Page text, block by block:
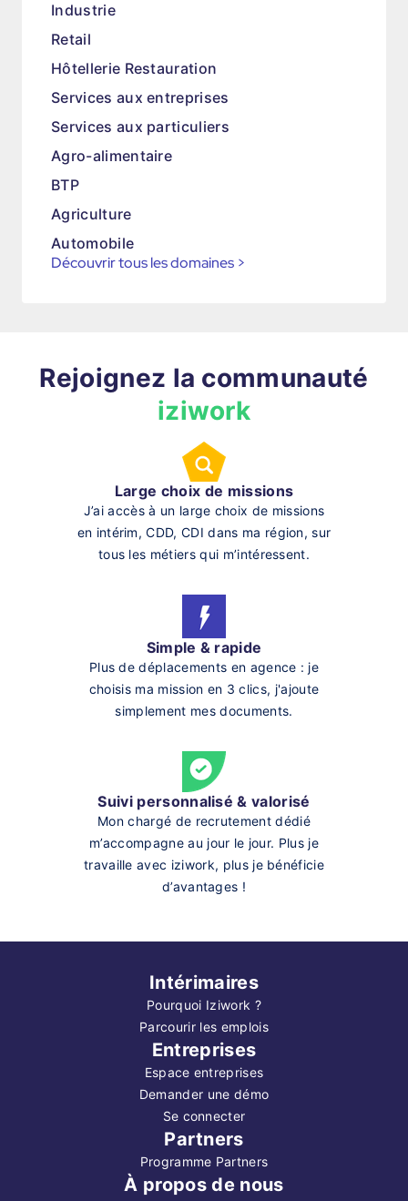
Industrie
Retail
Hôtellerie Restauration
Services aux entreprises
Services aux particuliers
Agro-alimentaire
BTP
Agriculture
Automobile
Découvrir tous les domaines >
Rejoignez la communauté
iziwork
Large choix de missions
J’ai accès à un large choix de missions
en intérim, CDD, CDI dans ma région, sur
tous les métiers qui m’intéressent.
Simple & rapide
Plus de déplacements en agence : je
choisis ma mission en 3 clics, j'ajoute
simplement mes documents.
Suivi personnalisé & valorisé
Mon chargé de recrutement dédié
m’accompagne au jour le jour. Plus je
travaille avec iziwork, plus je bénéficie
d’avantages !
Intérimaires
Pourquoi Iziwork ?
Parcourir les emplois
Entreprises
Espace entreprises
Demander une démo
Se connecter
Partners
Programme Partners
À propos de nous